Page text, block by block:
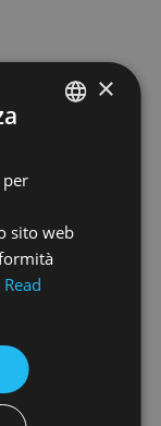
del sistema
sull'istituzione,
in loco,
×
sito web
Read